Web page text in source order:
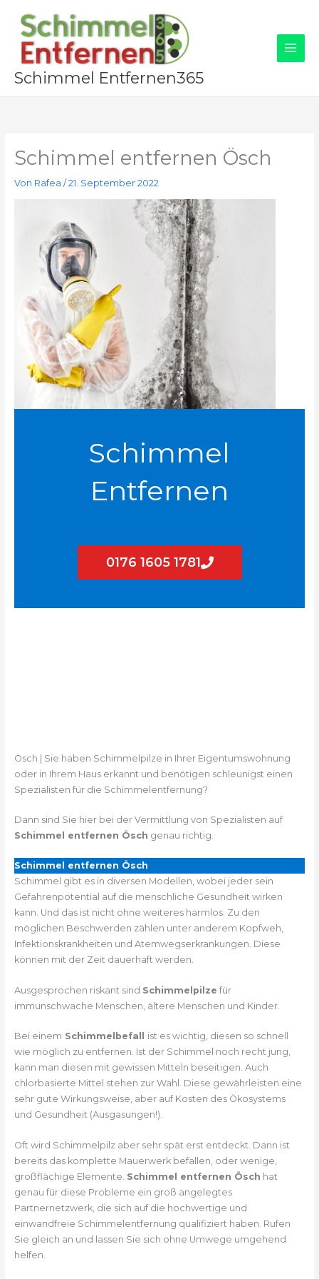
Inhalt
springen
Schimmel Entfernen365
Schimmel entfernen Ösch
Von Rafea /21. September 2022
Schimmel
Entfernen
0176 1605 1781
Ösch | Sie haben Schimmelpilze in Ihrer Eigentumswohnung
oder in Ihrem Haus erkannt und benötigen schleunigst einen
Spezialisten für die Schimmelentfernung?
Dann sind Sie hier bei der Vermittlung von Spezialisten auf
Schimmel entfernen Ösch genau richtig.
Schimmel entfernen Ösch
Schimmel gibt es in diversen Modellen, wobei jeder sein
Gefahrenpotential auf die menschliche Gesundheit wirken
kann. Und das ist nicht ohne weiteres harmlos. Zu den
möglichen Beschwerden zählen unter anderem Kopfweh,
Infektionskrankheiten und Atemwegserkrankungen. Diese
können mit der Zeit dauerhaft werden.
Ausgesprochen riskant sind Schimmelpilze für
immunschwache Menschen, ältere Menschen und Kinder.
Bei einem Schimmelbefall ist es wichtig, diesen so schnell
wie möglich zu entfernen. Ist der Schimmel noch recht jung,
kann man diesen mit gewissen Mitteln beseitigen. Auch
chlorbasierte Mittel stehen zur Wahl. Diese gewährleisten eine
sehr gute Wirkungsweise, aber auf Kosten des Ökosystems
und Gesundheit (Ausgasungen!).
Oft wird Schimmelpilz aber sehr spät erst entdeckt. Dann ist
bereits das komplette Mauerwerk befallen, oder wenige,
großflächige Elemente. Schimmel entfernen Ösch hat
genau für diese Probleme ein groß angelegtes
Partnernetzwerk, die sich auf die hochwertige und
einwandfreie Schimmelentfernung qualifiziert haben. Rufen
Sie gleich an und lassen Sie sich ohne Umwege umgehend
helfen.